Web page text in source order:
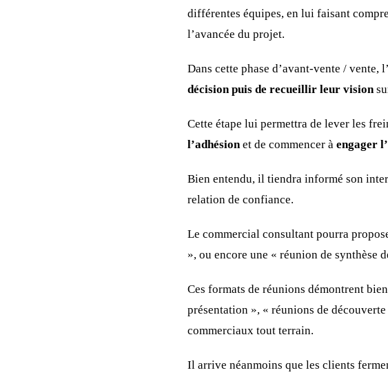
différentes équipes, en lui faisant
l’avancée du projet.
Dans cette phase d’avant-vente / vente,
décision puis de recueillir leur vision
Cette étape lui permettra de lever les
l’adhésion et de commencer à engager
Bien entendu, il tiendra informé son
relation de confiance.
Le commercial consultant pourra
», ou encore une « réunion de synthèse
Ces formats de réunions démontrent
présentation », « réunions de
commerciaux tout terrain.
Il arrive néanmoins que les clients